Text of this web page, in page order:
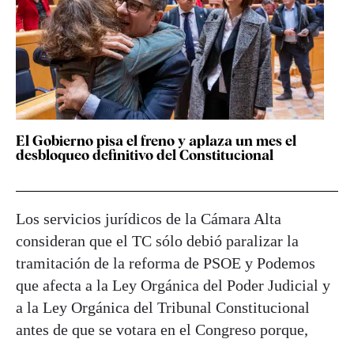
El Gobierno pisa el freno y aplaza un mes el
desbloqueo definitivo del Constitucional
Los servicios jurídicos de la Cámara Alta
consideran que el TC sólo debió paralizar la
tramitación de la reforma de PSOE y Podemos
que afecta a la Ley Orgánica del Poder Judicial y
a la Ley Orgánica del Tribunal Constitucional
antes de que se votara en el Congreso porque,